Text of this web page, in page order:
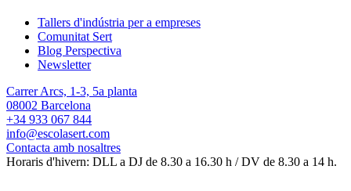
Tallers d'indústria per a empreses
Comunitat Sert
Blog Perspectiva
Newsletter
Carrer Arcs, 1-3, 5a planta
08002 Barcelona
+34 933 067 844
info@escolasert.com
Contacta amb nosaltres
Horaris d'hivern: DLL a DJ de 8.30 a 16.30 h / DV de 8.30 a 14 h.